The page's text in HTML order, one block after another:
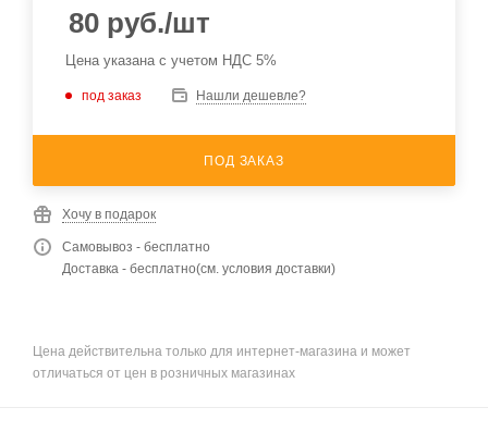
80 руб./шт
Цена указана с учетом НДС 5%
под заказ Нашли дешевле?
ПОД ЗАКАЗ
Хочу в подарок
Самовывоз - бесплатно
Доставка - бесплатно(см. условия доставки)
Цена действительна только для интернет-магазина и может
отличаться от цен в розничных магазинах